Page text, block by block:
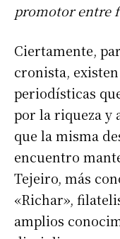
promotor entre
Ciertamente,
cronista,
periodísticas
por la riqueza y
que la misma
encuentro
Tejeiro, más
«Richar»,
amplios